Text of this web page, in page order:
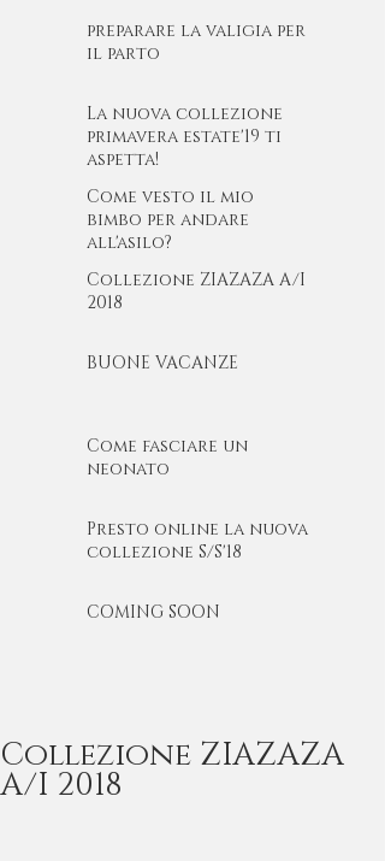
preparare la valigia per
il parto
La nuova collezione
primavera estate'19 ti
aspetta!
Come vesto il mio
bimbo per andare
all'asilo?
Collezione ZIAZAZA A/I
2018
BUONE VACANZE
Come fasciare un
neonato
Presto online la nuova
collezione S/S'18
COMING SOON
Collezione ZIAZAZA
A/I 2018